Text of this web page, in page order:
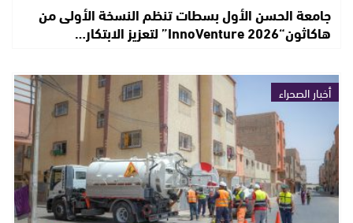
جامعة الحسن الأول بسطات تنظم النسخة الأولى من
هاكاثون“InnoVenture 2026” لتعزيز الابتكار…
أخبار الصحراء